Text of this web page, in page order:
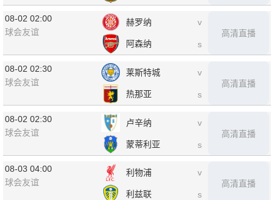
08-02 02:00
球会友谊
赫罗纳
阿森纳
v
s
高清直播
08-02 02:30
球会友谊
莱斯特城
热那亚
v
s
高清直播
08-02 02:30
球会友谊
卢辛纳
蒙蒂利亚
v
s
高清直播
08-03 04:00
球会友谊
利物浦
利兹联
v
s
高清直播